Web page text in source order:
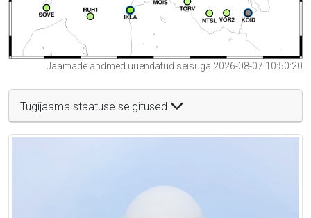
Jaamade andmed uuendatud seisuga 2026-08-07 10:50:20
Tugijaama staatuse selgitused